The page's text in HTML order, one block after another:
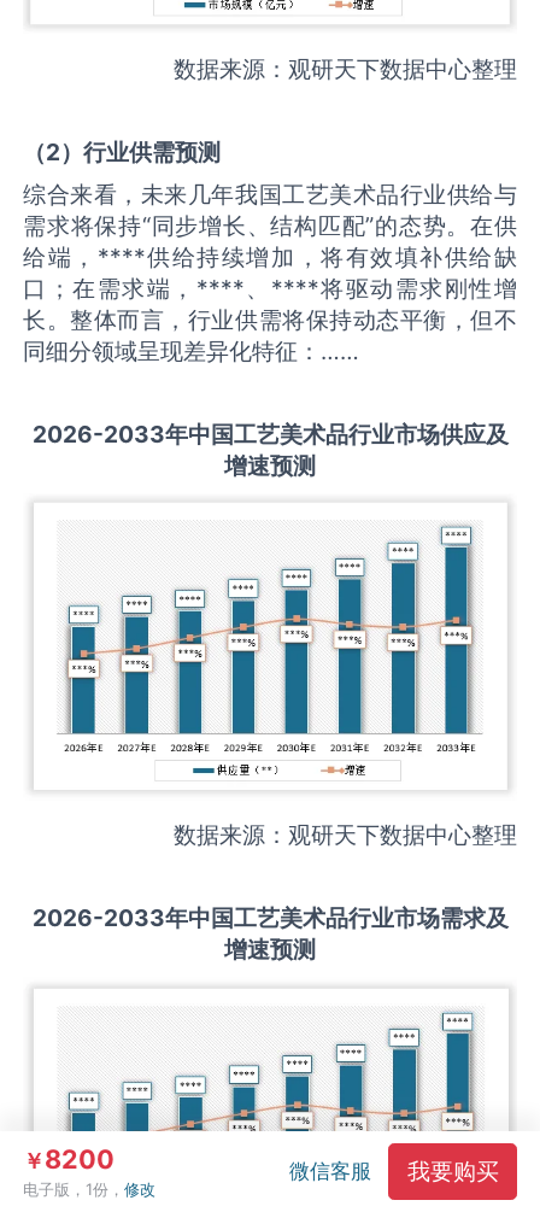
数据来源：观研天下数据中心整理
（2）行业供需预测
综合来看，未来几年我国工艺美术品行业供给与
需求将保持“同步增长、结构匹配”的态势。在供
给端，****供给持续增加，将有效填补供给缺
口；在需求端，****、****将驱动需求刚性增
长。整体而言，行业供需将保持动态平衡，但不
同细分领域呈现差异化特征：……
2026-2033年中国工艺美术品行业市场供应及
增速预测
数据来源：观研天下数据中心整理
2026-2033年中国工艺美术品行业市场需求及
增速预测
￥8200
电子版，1份，修改
微信客服 我要购买